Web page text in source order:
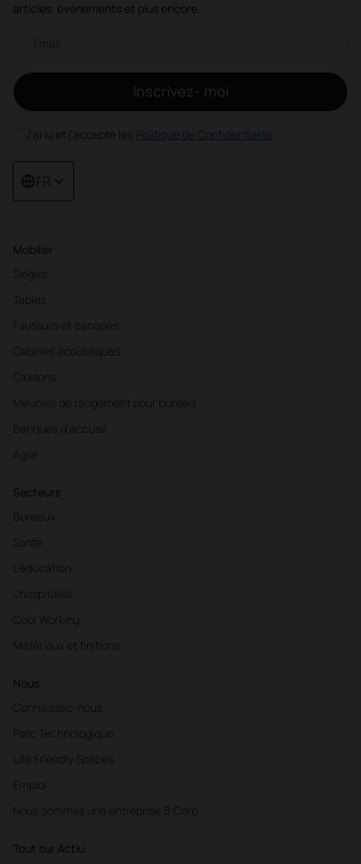
Mobilier
Sièges
Tables
Fauteuils et canapés
Cabines acoustiques
Cloisons
Meubles de rangement pour bureau
Banques d'accueil
Agile
Secteurs
Bureaux
Santé
L'éducation
L'hospitalité
Cool Working
Matériaux et finitions
Nous
Connaissez-nous
Parc Technologique
Life Friendly Spaces
Emploi
Nous sommes une entreprise B Corp
Tout sur Actiu
articles, événements et plus encore.
Inscrivez- moi
J'ai lu et j'accepte les Politique de Confidentialité
FR